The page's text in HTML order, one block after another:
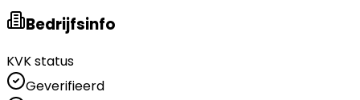
Bedrijfsinfo
KVK status
Geverifieerd